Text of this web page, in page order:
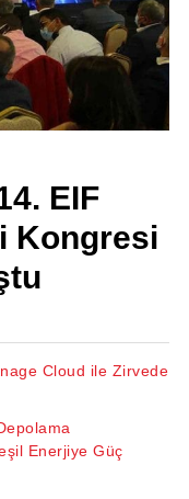
EIF
Kongresi
Cloud ile Zirvede
Enerjiye Güç